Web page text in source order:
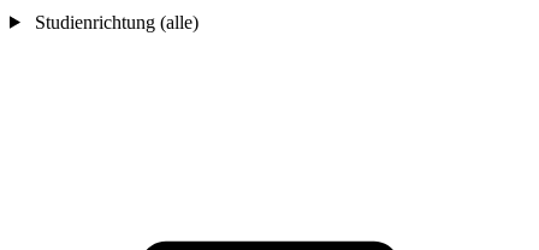
Studienrichtung (alle)